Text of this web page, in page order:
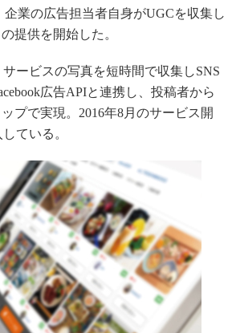
業の広告担当者自身がUGCを収集し
提供を開始した。
ービスの写真を短時間で収集しSNS
広告APIと連携し、投稿者から
プで実現。2016年8月のサービス開
ている。